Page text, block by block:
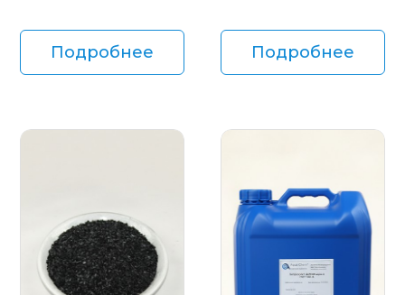
Подробнее Подробнее